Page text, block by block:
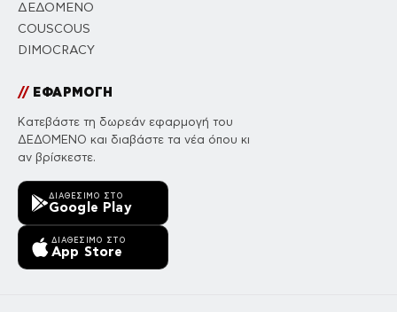
ΔΕΔΟΜΕΝΟ
COUSCOUS
DIMOCRACY
//ΕΦΑΡΜΟΓΗ
Κατεβάστε τη δωρεάν εφαρμογή του
ΔΕΔΟΜΕΝΟ και διαβάστε τα νέα όπου κι
αν βρίσκεστε.
ΔΙΑΘΈΣΙΜΟ ΣΤΟ
Google Play
ΔΙΑΘΈΣΙΜΟ ΣΤΟ
App Store